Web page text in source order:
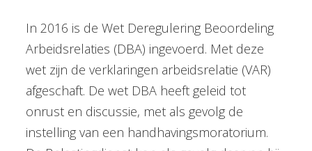
In 2016 is de Wet Deregulering Beoordeling
Arbeidsrelaties (DBA) ingevoerd. Met deze
wet zijn de verklaringen arbeidsrelatie (VAR)
afgeschaft. De wet DBA heeft geleid tot
onrust en discussie, met als gevolg de
instelling van een handhavingsmoratorium.